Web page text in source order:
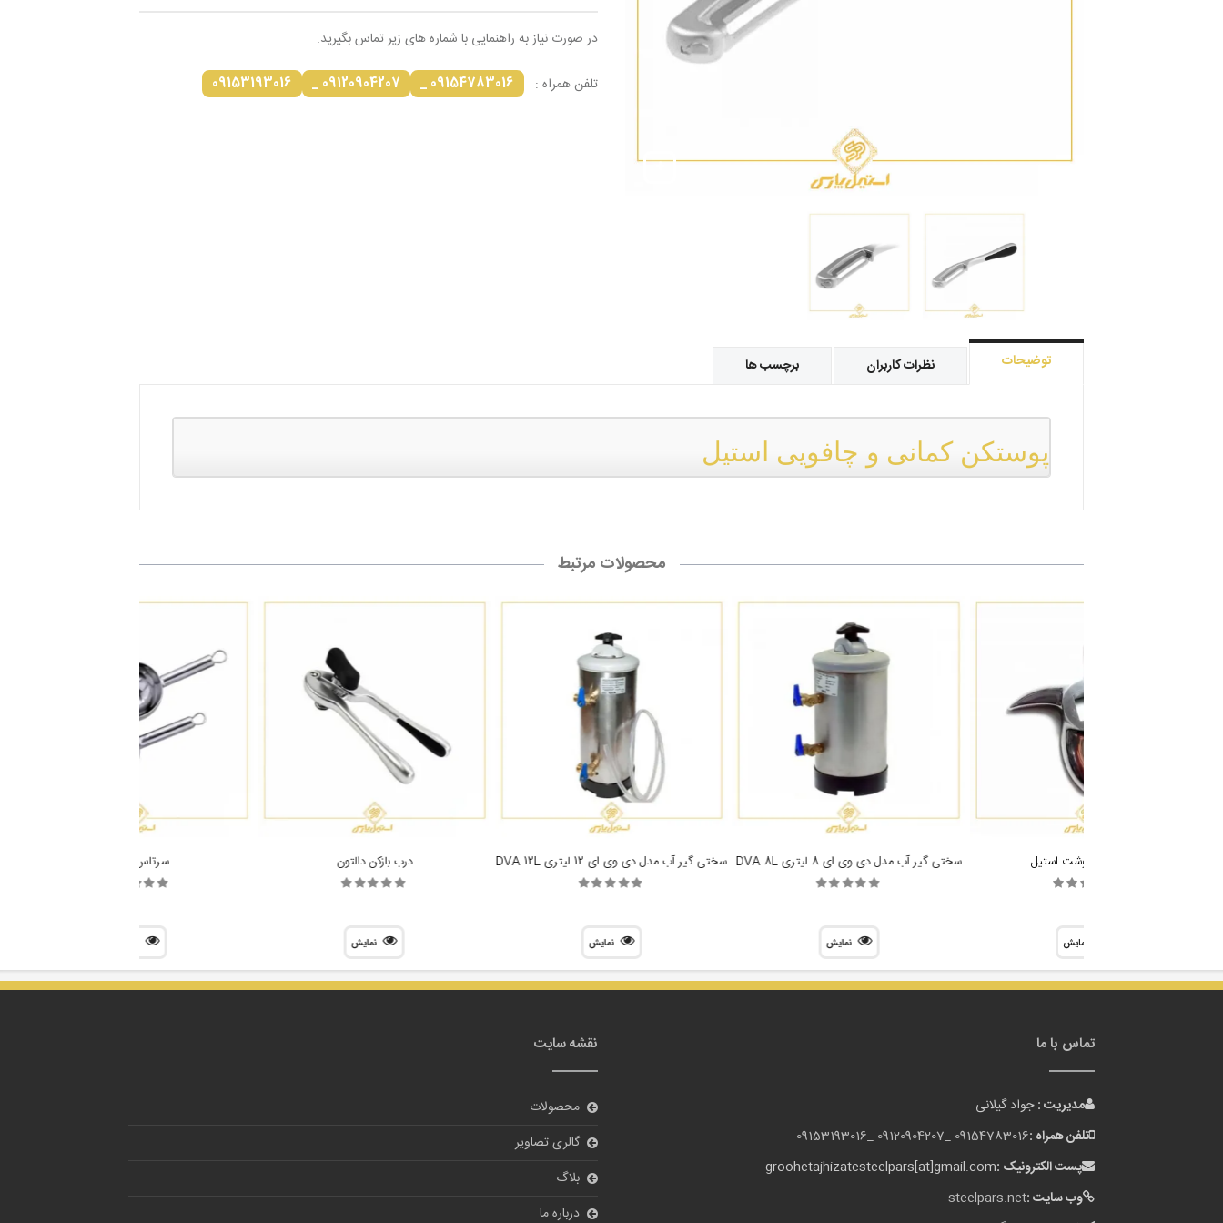
در صورت نیاز به راهنمایی با شماره های زیر تماس بگیرید.
تلفن همراه : 09154783016 _
09120904207 _
09153193016
توضیحات نظرات کاربران برچسب ها
پوستکن کمانی و چافویی استیل
محصولات مرتبط
تیغه چرخ گوشت استیل
نمایش
سختی گیر آب مدل دی وی ای 8 لیتری DVA 8L
نمایش
سختی گیر آب مدل دی وی ای 12 لیتری DVA 12L
نمایش
درب بازکن دالتون
نمایش
سرتاس استیل
تماس با ما
مدیریت :جواد گیلانی
تلفن همراه :09154783016 _
09120904207 _
09153193016
پست الکترونیک :groohetajhizatesteelpars[at]gmail.com
وب سایت :steelpars.net
نقشه سایت
محصولات
گالری تصاویر
بلاگ
درباره ما